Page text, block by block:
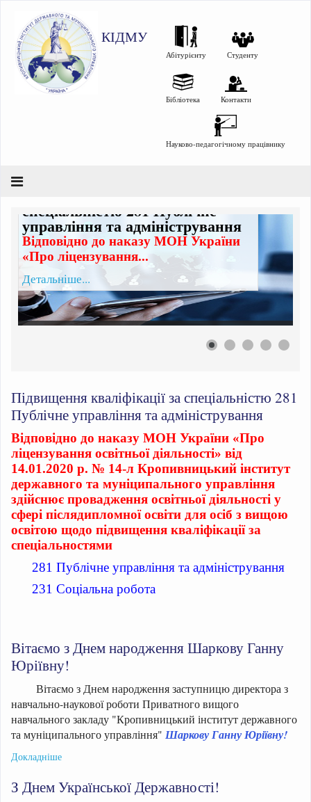
КІДМУ
Абітурієнту Студенту
Бібліотека Контакти
Науково-педагогічному працівнику
спеціальністю 281 Публічне
управління та адміністрування
Відповідно до наказу МОН України
«Про ліцензування...
Детальніше...
Підвищення кваліфікації за спеціальністю 281
Публічне управління та адміністрування
Відповідно до наказу МОН України «Про
ліцензування освітньої діяльності» від
14.01.2020 р. № 14-л Кропивницький інститут
державного та муніципального управління
здійснює провадження освітньої діяльності у
сфері післядипломної освіти для осіб з вищою
освітою щодо підвищення кваліфікації за
спеціальностями
281 Публічне управління та адміністрування
231 Соціальна робота
Вітаємо з Днем народження Шаркову Ганну
Юріївну!
Вітаємо з Днем народження заступницю директора з
навчально-наукової роботи Приватного вищого
навчального закладу "Кропивницький інститут державного
та муніципального управління" Шаркову Ганну Юріївну!
Докладніше
З Днем Української Державності!